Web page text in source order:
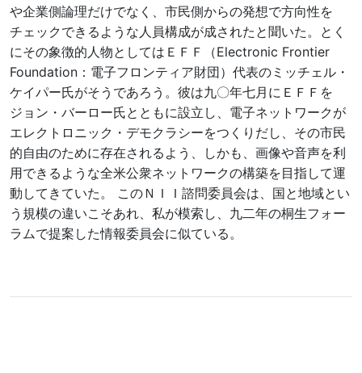
や企業側論理だけでなく、市民側からの発想で方向性を
チェックできるような人員構成が成されたと聞いた。とく
にその象徴的人物としてはＥＦＦ（Electronic Frontier
Foundation：電子フロンティア財団）代表のミッチェル・
ケイパー氏がそうであろう。彼は九〇年七月にＥＦＦを
ジョン・バーロー氏とともに設立し、電子ネットワークが
エレクトロニック・デモクラシーをつくりだし、その市民
的自由のために存在されるよう、しかも、画像や音声を利
用できるような全米公衆ネットワークの構築を目指して運
動してきていた。 このＮＩＩ諮問委員会は、国と地域とい
う規模の違いこそあれ、私が模索し、九二年の桐生フォー
ラムで提案した情報委員会に似ている。